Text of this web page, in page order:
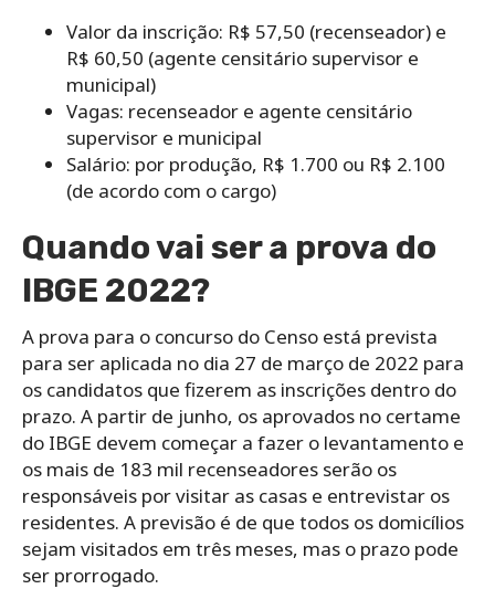
Valor da inscrição: R$ 57,50 (recenseador) e
R$ 60,50 (agente censitário supervisor e
municipal)
Vagas: recenseador e agente censitário
supervisor e municipal
Salário: por produção, R$ 1.700 ou R$ 2.100
(de acordo com o cargo)
Quando vai ser a prova do
IBGE 2022?
A prova para o concurso do Censo está prevista
para ser aplicada no dia 27 de março de 2022 para
os candidatos que fizerem as inscrições dentro do
prazo. A partir de junho, os aprovados no certame
do IBGE devem começar a fazer o levantamento e
os mais de 183 mil recenseadores serão os
responsáveis por visitar as casas e entrevistar os
residentes. A previsão é de que todos os domicílios
sejam visitados em três meses, mas o prazo pode
ser prorrogado.